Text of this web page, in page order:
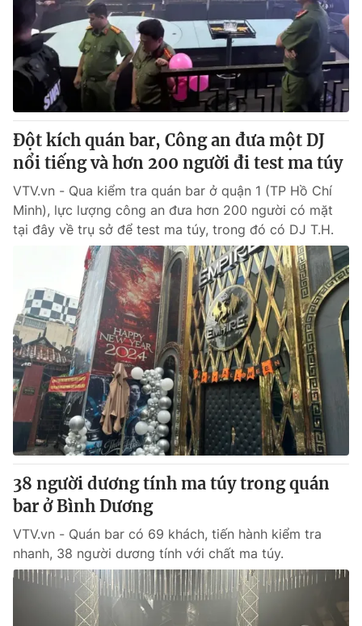
VTV Sức khoẻ Bất động sản
Thị trường 24h Tấm lòng Việt
VTV4 Vươn mình bằng AI
VTV9 VTV8
Liên hệ tòa soạn English
THỜI BÁO VTV
Theo dõi báo trên
Cơ quan chủ quản:Đài Truyền hình Việt Nam
Cơ quan báo chí:Thời báo VTV
Giấy phép hoạt động báo in và báo điện tử số 483/GP-BTTTT
cấp ngày 29/12/2023
Tổng Biên tập:Vũ Thanh Thủy
Phó Tổng Biên tập:Nguyễn Thị Mỹ Hạnh, Phạm Quốc Thắng,
Nguyễn Trọng Ninh
024.38 355 931 - 024.38 355 932
Ðiện thoại Thời báo VTV: 024.66 897 897
Email:toasoan@vtv.vn
Liên hệ quảng cáo:024-7300.7108
Đột kích quán bar, Công an đưa một DJ
nổi tiếng và hơn 200 người đi test ma túy
VTV.vn - Qua kiểm tra quán bar ở quận 1 (TP Hồ Chí
Minh), lực lượng công an đưa hơn 200 người có mặt
tại đây về trụ sở để test ma túy, trong đó có DJ T.H.
38 người dương tính ma túy trong quán
bar ở Bình Dương
VTV.vn - Quán bar có 69 khách, tiến hành kiểm tra
nhanh, 38 người dương tính với chất ma túy.